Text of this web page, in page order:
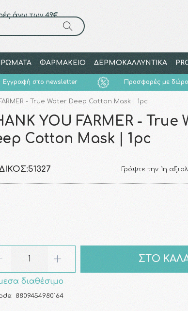
άνω των 49€
ΦΑΡΜΑΚΕΙΟ ΔΕΡΜΟΚΑΛΛΥΝΤΙΚΑ
Εγγραφή στο newsletter Προσφορές με
- True Water Deep Cotton Mask | 1pc
YOU FARMER - True
Cotton Mask | 1pc
51327 Γράψτε την 1η
ΣΤΟ
διαθέσιμο
8809454980164